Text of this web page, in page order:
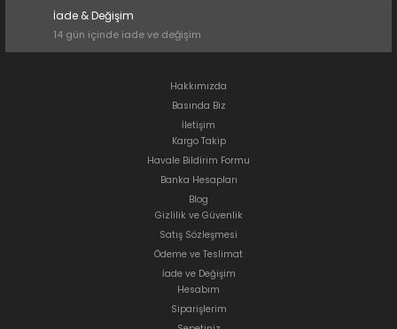
İade & Değişim
14 gün içinde iade ve değişim
Hakkımızda
Basında Biz
İletişim
Kargo Takip
Havale Bildirim Formu
Banka Hesapları
Blog
Gizlilik ve Güvenlik
Satış Sözleşmesi
Ödeme ve Teslimat
İade ve Değişim
Hesabım
Siparişlerim